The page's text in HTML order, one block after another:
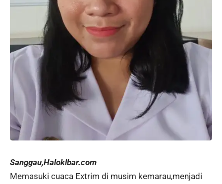
Sanggau,Haloklbar.com
Memasuki cuaca Extrim di musim kemarau,menjadi